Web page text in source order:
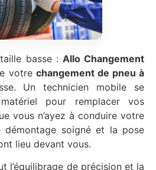
basse : Allo Changement
votre changement de pneu à
Un technicien mobile se
pour remplacer vos
vous n’ayez à conduire votre
démontage soigné et la pose
lieu devant vous.
l’équilibrage de précision et la